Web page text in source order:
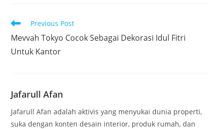
Read
articles
Previous Post
Mevvah Tokyo Cocok Sebagai Dekorasi Idul Fitri
Untuk Kantor
Jafarull Afan
Jafarull Afan adalah aktivis yang menyukai dunia properti,
suka dengan konten desain interior, produk rumah, dan